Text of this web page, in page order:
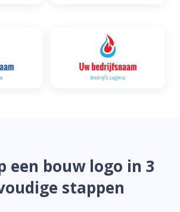
een bouw logo in 3
stappen